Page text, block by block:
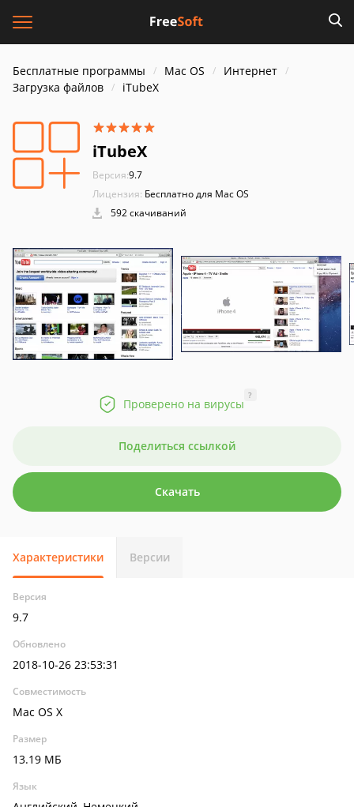
Бесплатные программы Mac OS
Интернет
Загрузка файлов
iTubeX
iTubeX
Версия:9.7
Лицензия: Бесплатно для Mac OS
592 скачиваний
Проверено на вирусы
?
Поделиться ссылкой
Скачать
Характеристики Версии
Версия
9.7
Обновлено
2018-10-26 23:53:31
Совместимость
Mac OS X
Размер
13.19 МБ
Язык